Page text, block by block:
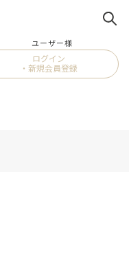
ユーザー様
ログイン
・新規会員登録